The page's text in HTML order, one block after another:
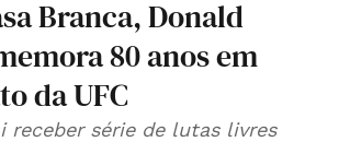
Branca, Donald
80 anos em
da UFC
receber série de lutas livres